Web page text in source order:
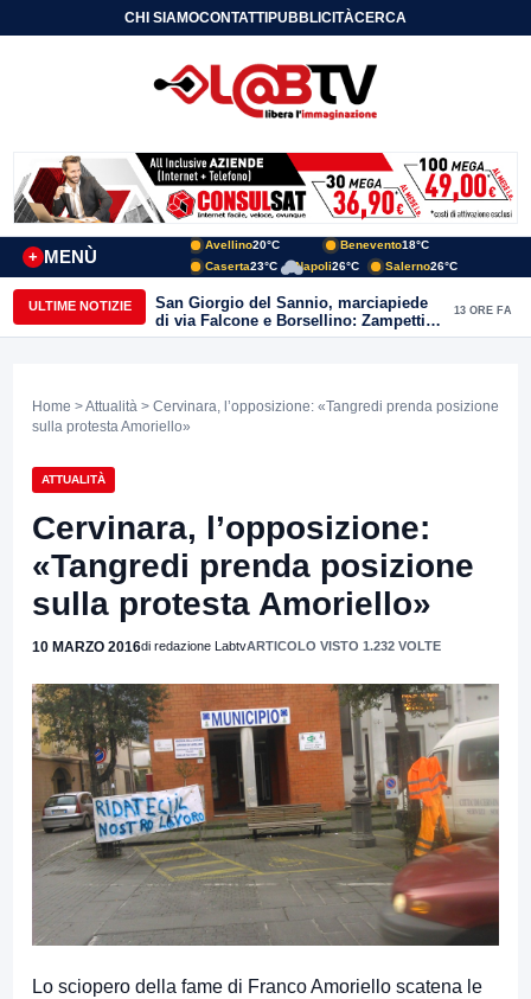
CHI SIAMOCONTATTIPUBBLICITÀCERCA
MENÙ
+
Avellino20°C Benevento18°C
Caserta23°C Napoli26°C Salerno26°C
ULTIME NOTIZIE
San Giorgio del Sannio, marciapiede
di via Falcone e Borsellino: Zampetti e
Lombardi replicano alle polemiche
13 ORE FA
Home >Attualità > Cervinara, l’opposizione: «Tangredi prenda posizione
sulla protesta Amoriello»
ATTUALITÀ
Cervinara, l’opposizione:
«Tangredi prenda posizione
sulla protesta Amoriello»
10 MARZO 2016di redazione LabtvARTICOLO VISTO 1.232 VOLTE
Lo sciopero della fame di Franco Amoriello scatena le